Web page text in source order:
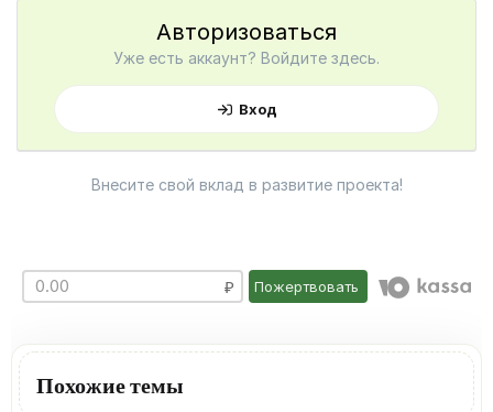
Авторизоваться
Уже есть аккаунт? Войдите здесь.
Вход
Внесите свой вклад в развитие проекта!
Пожертвовать
Похожие темы